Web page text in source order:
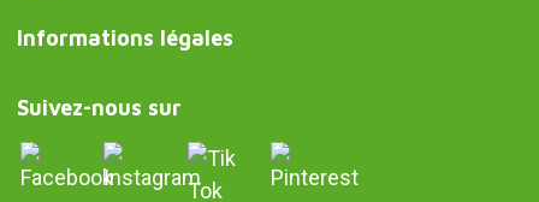
Informations légales
Suivez-nous sur